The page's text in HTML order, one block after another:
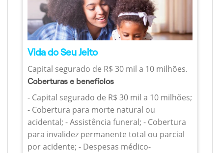
Vida do Seu Jeito
Capital segurado de R$ 30 mil a 10 milhões.
Coberturas e benefícios
- Capital segurado de R$ 30 mil a 10 milhões;
- Cobertura para morte natural ou
acidental; - Assistência funeral; - Cobertura
para invalidez permanente total ou parcial
por acidente; - Despesas médico-